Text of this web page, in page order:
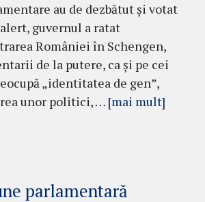
au de dezbătut și votat
guvernul a ratat
României în Schengen,
de la putere, ca și pe cei
„identitatea de gen”,
unor politici, … [mai mult]
parlamentară